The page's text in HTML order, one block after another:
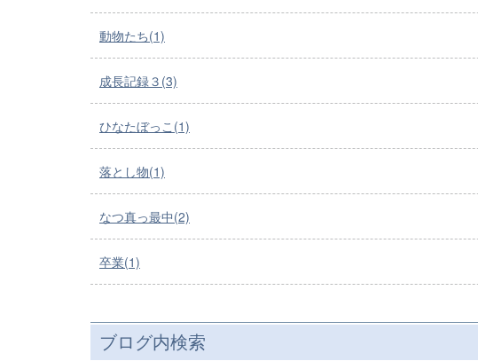
動物たち(1)
成長記録３(3)
ひなたぼっこ(1)
落とし物(1)
なつ真っ最中(2)
卒業(1)
ブログ内検索